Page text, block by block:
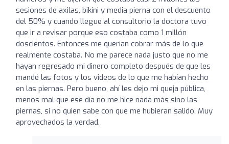
sesiones de axilas, bikini y media pierna con el descuento
del 50% y cuando llegue al consultorio la doctora tuvo
que ir a revisar porque eso costaba como 1 millón
doscientos. Entonces me querían cobrar más de lo que
realmente costaba. No me parece nada justo que no me
hayan regresado mi dinero completo después de que les
mandé las fotos y los videos de lo que me habían hecho
en las piernas. Pero bueno, ahí les dejo mi queja pública,
menos mal que ese día no me hice nada más sino las
piernas, si no quien sabe con que me hubieran salido. Muy
aprovechados la verdad.